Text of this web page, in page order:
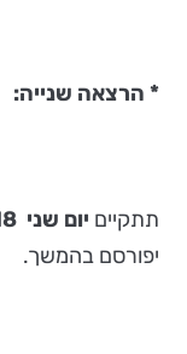
* הרצאה שנייה:
תתקיים יום שני 16.4.2018
יפורסם בהמשך.